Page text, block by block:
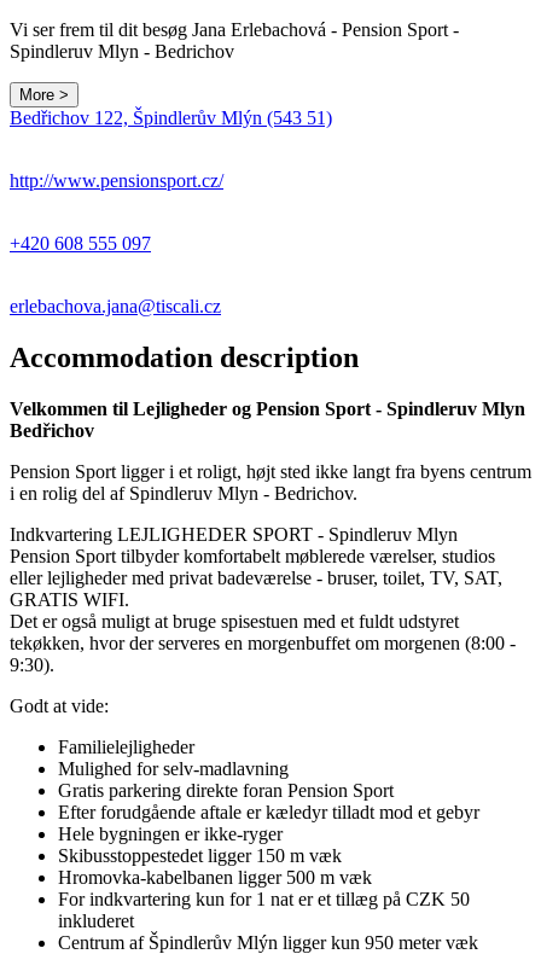
Vi ser frem til dit besøg Jana Erlebachová - Pension Sport -
Spindleruv Mlyn - Bedrichov
More >
Bedřichov 122, Špindlerův Mlýn (543 51)
http://www.pensionsport.cz/
+420 608 555 097
erlebachova.jana@tiscali.cz
Accommodation description
Velkommen til Lejligheder og Pension Sport - Spindleruv Mlyn
Bedřichov
Pension Sport ligger i et roligt, højt sted ikke langt fra byens centrum
i en rolig del af Spindleruv Mlyn - Bedrichov.
Indkvartering LEJLIGHEDER SPORT - Spindleruv Mlyn
Pension Sport tilbyder komfortabelt møblerede værelser, studios
eller lejligheder med privat badeværelse - bruser, toilet, TV, SAT,
GRATIS WIFI.
Det er også muligt at bruge spisestuen med et fuldt udstyret
tekøkken, hvor der serveres en morgenbuffet om morgenen (8:00 -
9:30).
Godt at vide:
Familielejligheder
Mulighed for selv-madlavning
Gratis parkering direkte foran Pension Sport
Efter forudgående aftale er kæledyr tilladt mod et gebyr
Hele bygningen er ikke-ryger
Skibusstoppestedet ligger 150 m væk
Hromovka-kabelbanen ligger 500 m væk
For indkvartering kun for 1 nat er et tillæg på CZK 50
inkluderet
Centrum af Špindlerův Mlýn ligger kun 950 meter væk